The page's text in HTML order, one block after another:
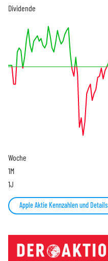
Dividende
Woche
1M
1J
Apple Aktie Kennzahlen und Details